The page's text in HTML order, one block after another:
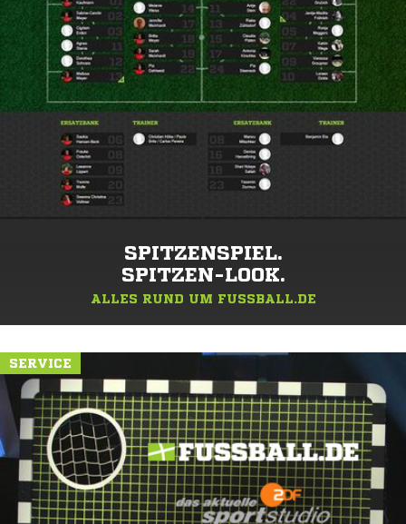
SPITZENSPIEL.
SPITZEN-LOOK.
ALLES RUND UM FUSSBALL.DE
SERVICE